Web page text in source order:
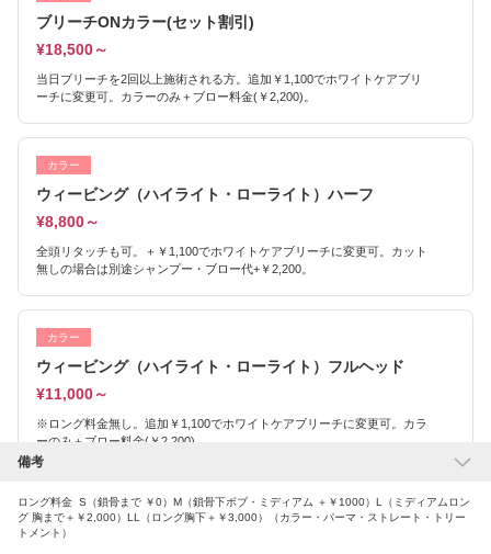
ブリーチONカラー(セット割引)
¥18,500～
当日ブリーチを2回以上施術される方。追加￥1,100でホワイトケアブリ
ーチに変更可。カラーのみ＋ブロー料金(￥2,200)。
カラー
ウィービング（ハイライト・ローライト）ハーフ
¥8,800～
全頭リタッチも可。＋￥1,100でホワイトケアブリーチに変更可。カット
無しの場合は別途シャンプー・ブロー代+￥2,200。
カラー
ウィービング（ハイライト・ローライト）フルヘッド
¥11,000～
※ロング料金無し。追加￥1,100でホワイトケアブリーチに変更可。カラ
ーのみ＋ブロー料金(￥2,200)
パーマ
ポイントパーマ
備考
ロング料金 S（鎖骨まで ￥0）M（鎖骨下ボブ・ミディアム ＋￥1000）L（ミディアムロン
グ 胸まで＋￥2,000）LL（ロング胸下＋￥3,000）（カラー・パーマ・ストレート・トリー
トメント）